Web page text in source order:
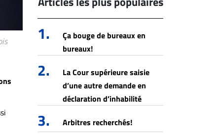
1.
Ça bouge de bureaux en
bureaux!
2.
La Cour supérieure saisie
d’une autre demande en
déclaration d’inhabilité
3. Arbitres recherchés!